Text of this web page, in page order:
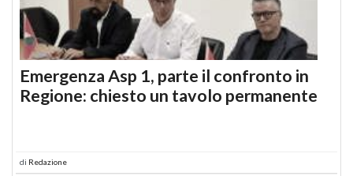
Emergenza Asp 1, parte il confronto in
Regione: chiesto un tavolo permanente
di Redazione